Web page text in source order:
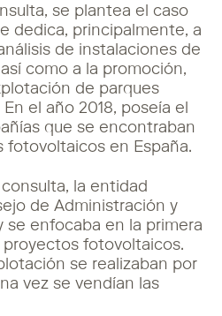
se plantea el caso
dedica, principalmente, a
de instalaciones de
como a la promoción,
de parques
el año 2018, poseía el
que se encontraban
en España.
la entidad
de Administración y
se enfocaba en la primera
fotovoltaicos.
se realizaban por
vez se vendían las